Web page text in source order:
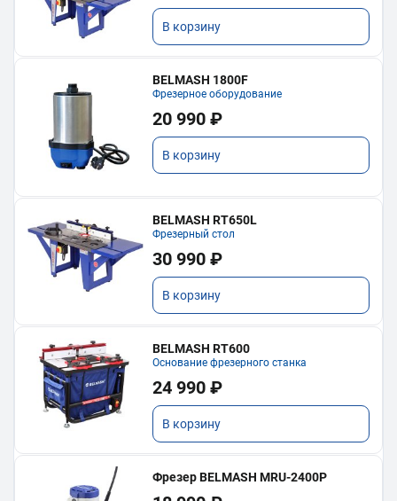
В корзину
BELMASH 1800F
Фрезерное оборудование
20 990 ₽
В корзину
BELMASH RT650L
Фрезерный стол
30 990 ₽
В корзину
BELMASH RT600
Основание фрезерного станка
24 990 ₽
В корзину
Фрезер BELMASH MRU-2400P